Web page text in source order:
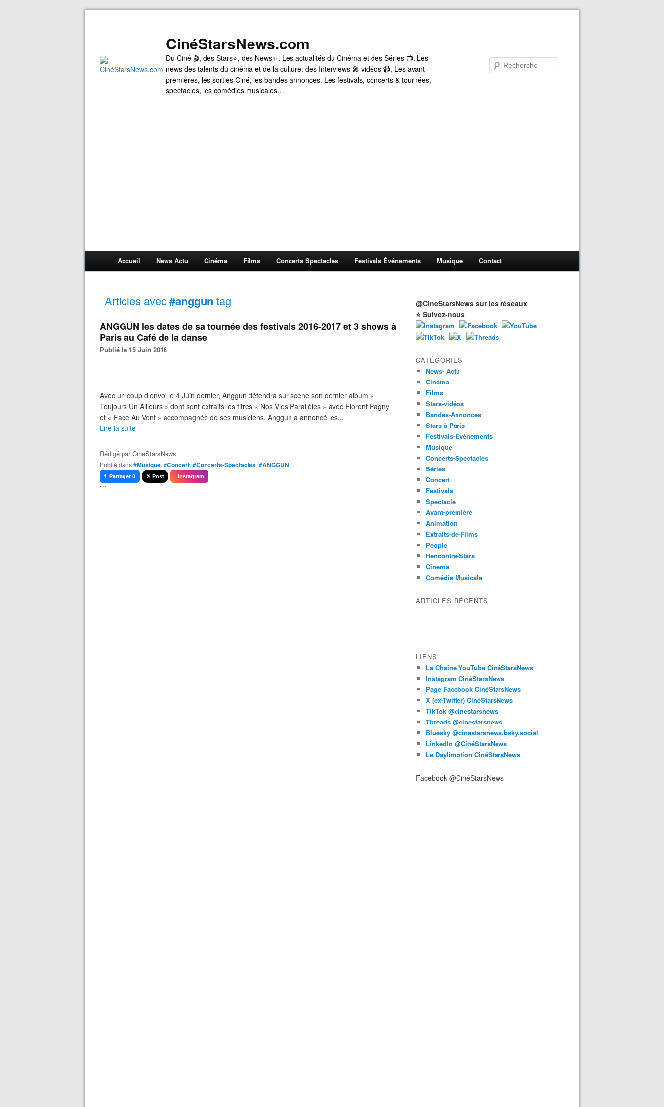
CinéStarsNews.com
Du Ciné 🎬, des Stars⭐, des News✨. Les actualités du Cinéma et des Séries 📺. Les
news des talents du cinéma et de la culture. des Interviews 🎤 vidéos 📹, Les avant-
premières, les sorties Ciné, les bandes annonces. Les festivals, concerts & tournées,
spectacles, les comédies musicales…
Accueil News Actu Cinéma Films Concerts Spectacles Festivals Événements Musique Contact
Articles avec#anggun tag
ANGGUN les dates de sa tournée des festivals 2016-2017 et 3 shows à
Paris au Café de la danse
Publié le 15 Juin 2016
Avec un coup d’envoi le 4 Juin dernier, Anggun défendra sur scène son dernier album «
Toujours Un Ailleurs » dont sont extraits les titres « Nos Vies Parallèles » avec Florent Pagny
et « Face Au Vent » accompagnée de ses musiciens. Anggun a annoncé les...
Lire la suite
Rédigé parCineStarsNews
Publié dans#Musique, #Concert, #Concerts-Spectacles, #ANGGUN
f Partager 0 𝕏 Post Instagram
```
@CineStarsNews sur les réseaux
⭐ Suivez-nous
CATÉGORIES
News- Actu
Cinéma
Films
Stars-vidéos
Bandes-Annonces
Stars-à-Paris
Festivals-Evénements
Musique
Concerts-Spectacles
Séries
Concert
Festivals
Spectacle
Avant-première
Animation
Extraits-de-Films
People
Rencontre-Stars
Cinema
Comédie Musicale
ARTICLES RÉCENTS
LIENS
La Chaîne YouTube CinéStarsNews
Instagram CinéStarsNews
Page Facebook CinéStarsNews
X (ex-Twitter) CinéStarsNews
TikTok @cinestarsnews
Threads @cinestarsnews
Bluesky @cinestarsnews.bsky.social‬
LinkedIn @CinéStarsNews
Le Daylimotion CinéStarsNews
Facebook @CinéStarsNews